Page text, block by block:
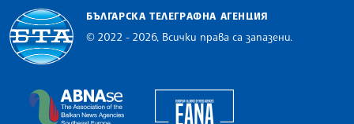
БЪЛГАРСКА ТЕЛЕГРАФНА АГЕНЦИЯ
© 2022 - 2026, Всички права са запазени.
The Assocoation of the Balkan News Agencies